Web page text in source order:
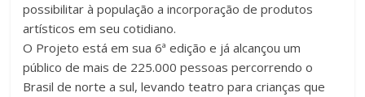
possibilitar à população a incorporação de produtos
artísticos em seu cotidiano.
O Projeto está em sua 6ª edição e já alcançou um
público de mais de 225.000 pessoas percorrendo o
Brasil de norte a sul, levando teatro para crianças que